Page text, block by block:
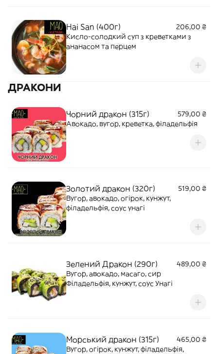
Hai San (400г)
206,00 ₴
Кисло-солодкий суп з креветками з
ананасом та перцем
ДРАКОНИ
Чорний дракон (315г)
579,00 ₴
Авокадо, вугор, креветка, філадельфія
Золотий дракон (320г)
519,00 ₴
Вугор, авокадо, огірок, кунжут,
філадельфія, соус унагі
Зелений Дракон (290г)
489,00 ₴
Вугор, авокадо, масаго, сир
Філадельфія, кунжут, соус Унагі
Морський дракон (315г)
465,00 ₴
Вугор, огірок, кунжут, філадельфія,